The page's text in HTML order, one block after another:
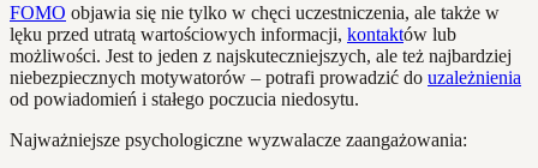
FOMO objawia się nie tylko w chęci uczestniczenia, ale także w
lęku przed utratą wartościowych informacji, kontaktów lub
możliwości. Jest to jeden z najskuteczniejszych, ale też najbardziej
niebezpiecznych motywatorów – potrafi prowadzić do uzależnienia
od powiadomień i stałego poczucia niedosytu.
Najważniejsze psychologiczne wyzwalacze zaangażowania: